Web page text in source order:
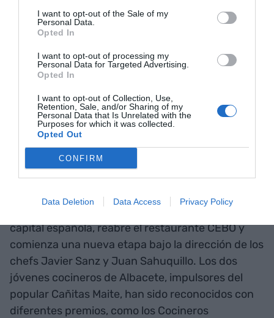
I want to opt-out of the Sale of my
Personal Data.
Opted In
I want to opt-out of processing my
Personal Data for Targeted Advertising.
Opted In
I want to opt-out of Collection, Use,
Retention, Sale, and/or Sharing of my
Personal Data that Is Unrelated with the
Purposes for which it was collected.
Opted Out
CONFIRM
Data Deletion Data Access Privacy Policy
explica Joaquim Clos, director general de Derby
Hotels Collection- la coyuntura internacional hace
un destino privilegiado como es Barcelona, sobre
todo este otoño, lleno de citas urbanas
interesantes, y también por Navidad”, añade.
A Madrid, nuevo futuro
La efeméride en el Claris es la primera de una
serie de hitos que depara el año 2022 la cadena
hotelera. En octubre, el Hotel Urban 5*GL de
Madrid, el buque insignia de la compañía en la
capital española, reabre el restaurante CEBO y
comienza una nueva etapa bajo la dirección de los
chefs Javier Sanz y Juan Sahuquillo. Los dos
jóvenes cocineros de Albacete, impulsores del
popular Cañitas Maite, han sido reconocidos con
diferentes premios, como los Cocineros